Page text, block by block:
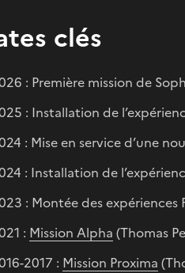
clés
: Première mission de
: Installation de
: Mise en service d’une
: Installation de
: Montée des expériences
: Mission Alpha (Thomas
2017 : Mission Proxima